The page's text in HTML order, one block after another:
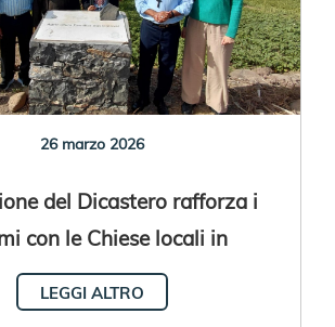
26 marzo 2026
del Dicastero rafforza i
con le Chiese locali in
e Capo Verde
LEGGI ALTRO